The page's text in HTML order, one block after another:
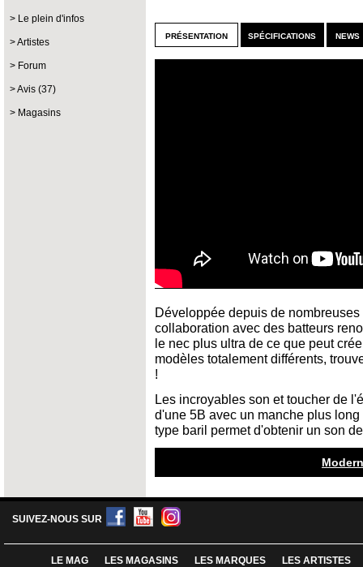
Le plein d'infos
Artistes
Forum
Avis (37)
Magasins
présentation
Développée depuis de
collaboration avec des batteurs
le nec plus ultra de ce que peut
modèles totalement différents,
!
Les incroyables son et toucher de
d'une 5B avec un manche plus
type baril permet d'obtenir un son
spécifications
SUIVEZ-NOUS SUR
LE MAG LES MAGASINS LES MARQUES LES ARTISTES